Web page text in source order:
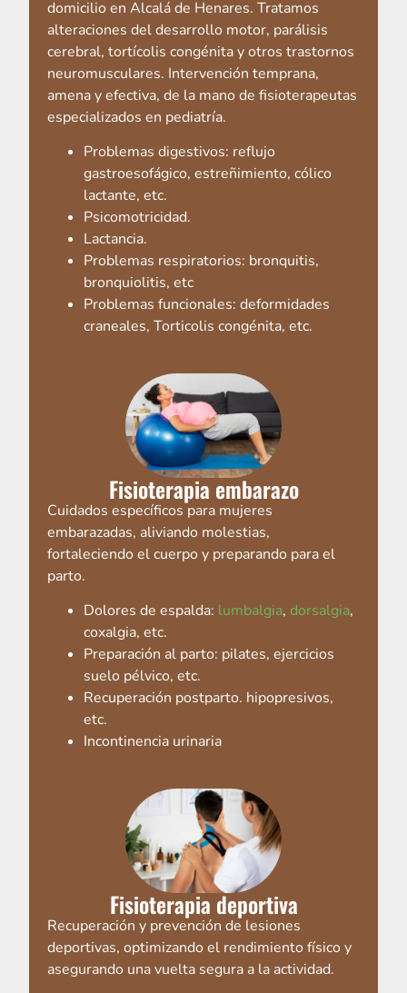
domicilio en Alcalá de Henares. Tratamos
alteraciones del desarrollo motor, parálisis
cerebral, tortícolis congénita y otros trastornos
neuromusculares. Intervención temprana,
amena y efectiva, de la mano de fisioterapeutas
especializados en pediatría.
Problemas digestivos: reflujo
gastroesofágico, estreñimiento, cólico
lactante, etc.
Psicomotricidad.
Lactancia.
Problemas respiratorios: bronquitis,
bronquiolitis, etc
Problemas funcionales: deformidades
craneales, Torticolis congénita, etc.
Fisioterapia embarazo
Cuidados específicos para mujeres
embarazadas, aliviando molestias,
fortaleciendo el cuerpo y preparando para el
parto.
Dolores de espalda: lumbalgia, dorsalgia,
coxalgia, etc.
Preparación al parto: pilates, ejercicios
suelo pélvico, etc.
Recuperación postparto. hipopresivos,
etc.
Incontinencia urinaria
Fisioterapia deportiva
Recuperación y prevención de lesiones
deportivas, optimizando el rendimiento físico y
asegurando una vuelta segura a la actividad.